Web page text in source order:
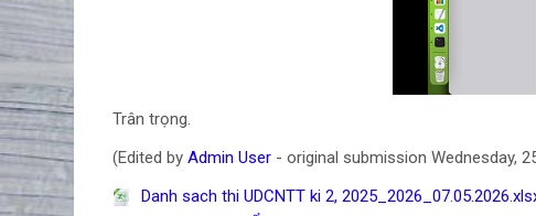
Trân trọng.
(Edited byAdmin User - original submission Wednesday,
Danh sach thi UDCNTT ki 2,